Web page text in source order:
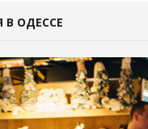
В ОДЕССЕ